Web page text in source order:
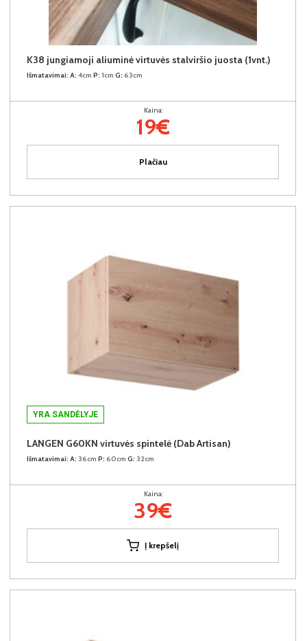
K38 jungiamoji aliuminė virtuvės stalviršio juosta (1vnt.)
Išmatavimai: A: 4cm P: 1cm G: 63cm
Kaina:
19€
Plačiau
YRA SANDĖLYJE
LANGEN G60KN virtuvės spintelė (Dab Artisan)
Išmatavimai: A: 36cm P: 60cm G: 32cm
Kaina:
39€
Į krepšelį